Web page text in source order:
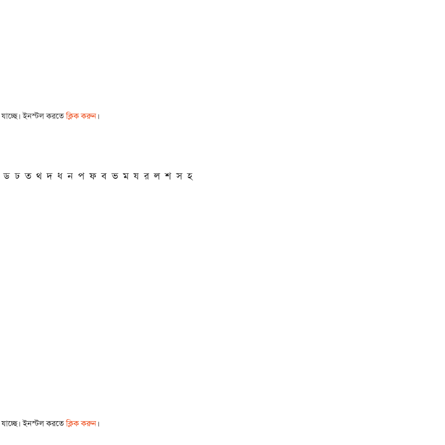
যাচ্ছে। ইনস্টল করতেক্লিক করুন।
ড ঢ ত থ দ ধ ন প ফ ব ভ ম য র ল শ স হ
যাচ্ছে। ইনস্টল করতেক্লিক করুন।